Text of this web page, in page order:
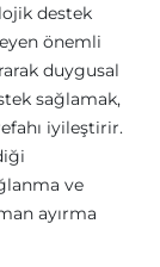
destek
önemli
duygusal
sağlamak,
iyileştirir.
ve
ayırma